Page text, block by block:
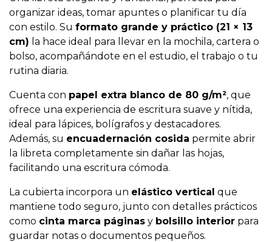
organizar ideas, tomar apuntes o planificar tu día
con estilo. Su formato grande y práctico (21 × 13
cm) la hace ideal para llevar en la mochila, cartera o
bolso, acompañándote en el estudio, el trabajo o tu
rutina diaria.
Cuenta con papel extra blanco de 80 g/m², que
ofrece una experiencia de escritura suave y nítida,
ideal para lápices, bolígrafos y destacadores.
Además, su encuadernación cosida permite abrir
la libreta completamente sin dañar las hojas,
facilitando una escritura cómoda.
La cubierta incorpora un elástico vertical que
mantiene todo seguro, junto con detalles prácticos
como cinta marca páginas y bolsillo interior para
guardar notas o documentos pequeños.